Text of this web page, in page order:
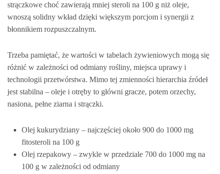
strączkowe choć zawierają mniej steroli na 100 g niż oleje,
wnoszą solidny wkład dzięki większym porcjom i synergii z
błonnikiem rozpuszczalnym.
Trzeba pamiętać, że wartości w tabelach żywieniowych mogą się
różnić w zależności od odmiany rośliny, miejsca uprawy i
technologii przetwórstwa. Mimo tej zmienności hierarchia źródeł
jest stabilna – oleje i otręby to główni gracze, potem orzechy,
nasiona, pełne ziarna i strączki.
Olej kukurydziany – najczęściej około 900 do 1000 mg
fitosteroli na 100 g
Olej rzepakowy – zwykle w przedziale 700 do 1000 mg na
100 g w zależności od odmiany